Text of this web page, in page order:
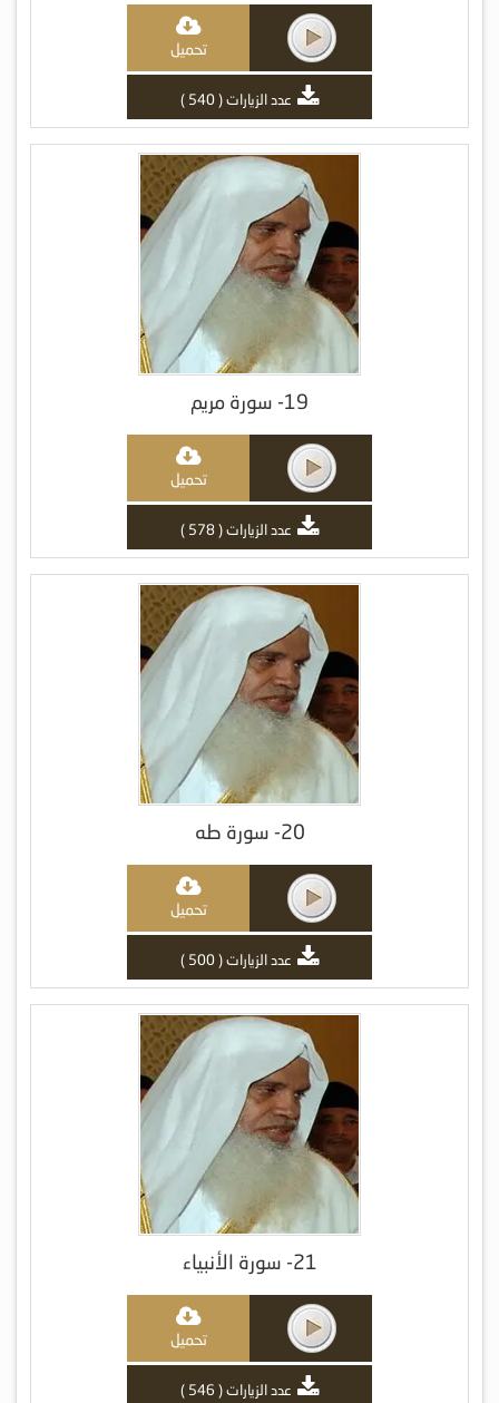
تحميل
عدد الزيارات ( 540 )
19- سورة مريم
تحميل
عدد الزيارات ( 578 )
20- سورة طه
تحميل
عدد الزيارات ( 500 )
21- سورة الأنبياء
تحميل
عدد الزيارات ( 546 )